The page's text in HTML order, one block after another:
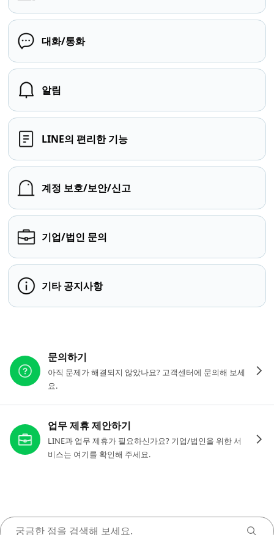
대화/통화
알림
LINE의 편리한 기능
계정 보호/보안/신고
기업/법인 문의
기타 공지사항
문의하기
아직 문제가 해결되지 않았나요? 고객센터에 문의해 보세
요.
업무 제휴 제안하기
LINE과 업무 제휴가 필요하신가요? 기업/법인을 위한 서
비스는 여기를 확인해 주세요.